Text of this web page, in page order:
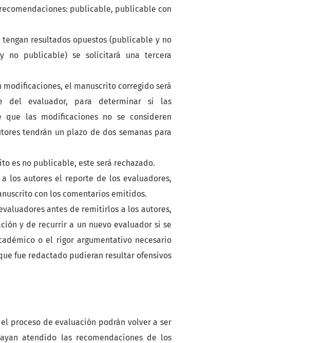
publicable, publicable con
resultados opuestos (publicable y no
no publicable) se solicitará una tercera
el manuscrito corregido será
del evaluador, para determinar si las
que las modificaciones no se consideren
tendrán un plazo de dos semanas para
es no publicable, este será rechazado.
los autores el reporte de los evaluadores,
con los comentarios emitidos.
antes de remitirlos a los autores,
y de recurrir a un nuevo evaluador si se
o el rigor argumentativo necesario
fue redactado pudieran resultar ofensivos
proceso de evaluación podrán volver a ser
atendido las recomendaciones de los